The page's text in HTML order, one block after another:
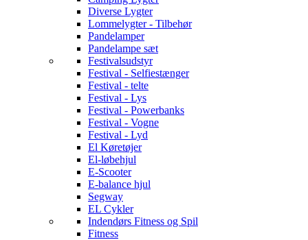
Diverse Lygter
Lommelygter - Tilbehør
Pandelamper
Pandelampe sæt
Festivalsudstyr
Festival - Selfiestænger
Festival - telte
Festival - Lys
Festival - Powerbanks
Festival - Vogne
Festival - Lyd
El Køretøjer
El-løbehjul
E-Scooter
E-balance hjul
Segway
EL Cykler
Indendørs Fitness og Spil
Fitness